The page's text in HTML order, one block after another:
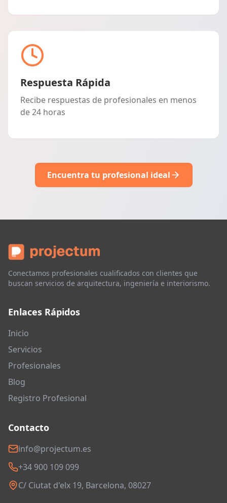
Respuesta Rápida
Recibe respuestas de profesionales en menos
de 24 horas
Encuentra tu profesional ideal
Conectamos profesionales cualificados con clientes que
buscan servicios de arquitectura, ingeniería e interiorismo.
Enlaces Rápidos
Inicio
Servicios
Profesionales
Blog
Registro Profesional
Contacto
info@projectum.es
+34 900 109 099
C/ Ciutat d'elx 19, Barcelona, 08027